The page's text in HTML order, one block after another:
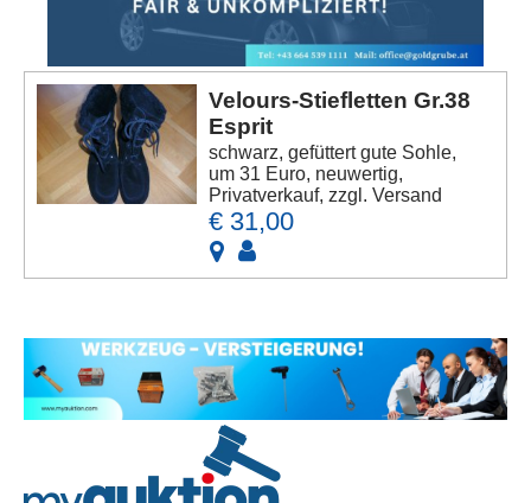
Velours-Stiefletten Gr.38
Esprit
schwarz, gefüttert gute Sohle,
um 31 Euro, neuwertig,
Privatverkauf, zzgl. Versand
€ 31,00